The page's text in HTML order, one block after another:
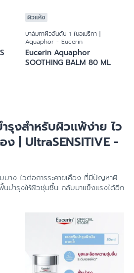
ผิวแห้ง
บาล์มทาผิวอันดับ 1 ในอเมริกา |
Aquaphor - Eucerin
งสำหรับผิวแพ้ง่าย ไว
| UltraSENSITIVE -
าง ไวต่อการระคายเคือง ที่มีปัญหาผิ